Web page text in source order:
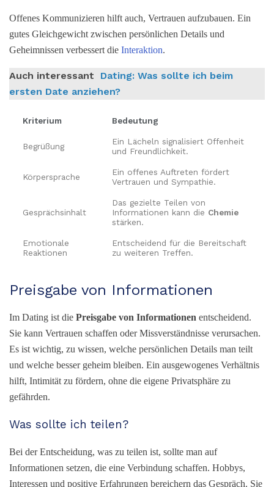
Offenes Kommunizieren hilft auch, Vertrauen aufzubauen. Ein
gutes Gleichgewicht zwischen persönlichen Details und
Geheimnissen verbessert die Interaktion.
Auch interessant
Dating: Was sollte ich beim
ersten Date anziehen?
Kriterium Bedeutung
Begrüßung
Ein Lächeln signalisiert Offenheit
und Freundlichkeit.
Körpersprache
Ein offenes Auftreten fördert
Vertrauen und Sympathie.
Gesprächsinhalt
Das gezielte Teilen von
Informationen kann die Chemie
stärken.
Emotionale
Reaktionen
Entscheidend für die Bereitschaft
zu weiteren Treffen.
Preisgabe von Informationen
Im Dating ist die Preisgabe von Informationen entscheidend.
Sie kann Vertrauen schaffen oder Missverständnisse verursachen.
Es ist wichtig, zu wissen, welche persönlichen Details man teilt
und welche besser geheim bleiben. Ein ausgewogenes Verhältnis
hilft, Intimität zu fördern, ohne die eigene Privatsphäre zu
gefährden.
Was sollte ich teilen?
Bei der Entscheidung, was zu teilen ist, sollte man auf
Informationen setzen, die eine Verbindung schaffen. Hobbys,
Interessen und positive Erfahrungen bereichern das Gespräch. Sie